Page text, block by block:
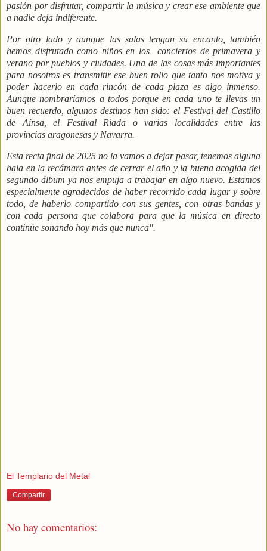
pasión por disfrutar, compartir la música y crear ese ambiente que
a nadie deja indiferente.
Por otro lado y aunque las salas tengan su encanto, también
hemos disfrutado como niños en los
conciertos de primavera y
verano por pueblos y ciudades. Una de las cosas más importantes
para nosotros es transmitir ese buen rollo que tanto nos motiva y
poder hacerlo en cada rincón de cada plaza es algo inmenso.
Aunque nombraríamos a todos porque en cada uno te llevas un
buen recuerdo, algunos destinos han sido: el Festival del Castillo
de Aínsa, el Festival Riada o varias localidades entre las
provincias aragonesas y Navarra.
Esta recta final de 2025 no la vamos a dejar pasar, tenemos alguna
bala en la recámara antes de cerrar el año y la buena acogida del
segundo álbum ya nos empuja a trabajar en algo nuevo. Estamos
especialmente agradecidos de haber recorrido cada lugar y sobre
todo, de haberlo compartido con sus gentes, con otras bandas y
con cada persona que colabora para que la música en directo
continúe sonando hoy más que nunca".
El Templario del Metal
Compartir
No hay comentarios: